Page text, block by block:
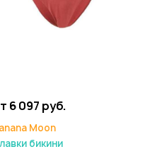
6 097 руб.
Moon
бикини